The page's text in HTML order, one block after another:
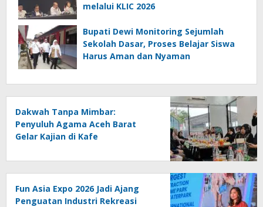
melalui KLIC 2026
Bupati Dewi Monitoring Sejumlah
Sekolah Dasar, Proses Belajar Siswa
Harus Aman dan Nyaman
Dakwah Tanpa Mimbar:
Penyuluh Agama Aceh Barat
Gelar Kajian di Kafe
Fun Asia Expo 2026 Jadi Ajang
Penguatan Industri Rekreasi